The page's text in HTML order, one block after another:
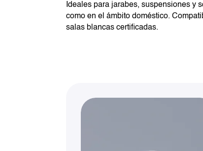
Ideales para jarabes, suspensiones y
como en el ámbito doméstico.
salas blancas certificadas.